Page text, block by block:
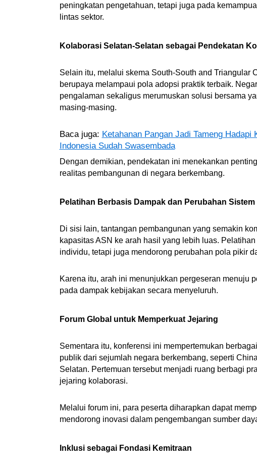
peningkatan pengetahuan, tetapi juga pada
lintas sektor.
Kolaborasi Selatan-Selatan sebagai Pendekatan
Selain itu, melalui skema South-South and Triangular
berupaya melampaui pola adopsi praktik terbaik.
pengalaman sekaligus merumuskan solusi bersama
masing-masing.
Baca juga: Ketahanan Pangan Jadi Tameng
Indonesia Sudah Swasembada
Dengan demikian, pendekatan ini menekankan
realitas pembangunan di negara berkembang.
Pelatihan Berbasis Dampak dan Perubahan Sistem
Di sisi lain, tantangan pembangunan yang semakin
kapasitas ASN ke arah hasil yang lebih luas.
individu, tetapi juga mendorong perubahan pola pikir
Karena itu, arah ini menunjukkan pergeseran menuju
pada dampak kebijakan secara menyeluruh.
Forum Global untuk Memperkuat Jejaring
Sementara itu, konferensi ini mempertemukan
publik dari sejumlah negara berkembang, seperti
Selatan. Pertemuan tersebut menjadi ruang berbagi
jejaring kolaborasi.
Melalui forum ini, para peserta diharapkan dapat
mendorong inovasi dalam pengembangan sumber
Inklusi sebagai Fondasi Kemitraan